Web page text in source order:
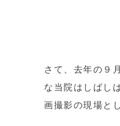
さて、去年の９
な当院はしばし
画撮影の現場と